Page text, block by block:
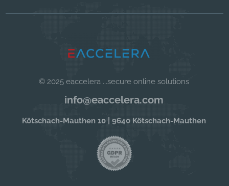
© 2025 eaccelera ...secure online solutions
info@eaccelera.com
Kötschach-Mauthen 10 | 9640 Kötschach-Mauthen